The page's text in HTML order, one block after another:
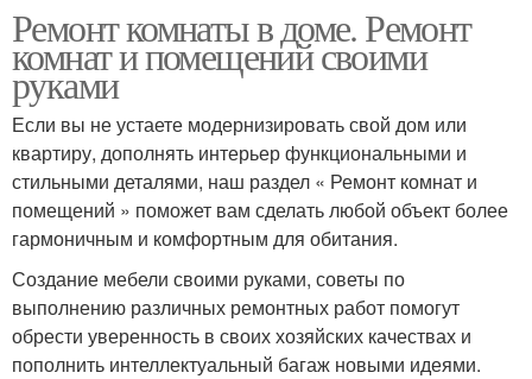
Ремонт комнаты в доме. Ремонт
комнат и помещений своими
руками
Если вы не устаете модернизировать свой дом или
квартиру, дополнять интерьер функциональными и
стильными деталями, наш раздел « Ремонт комнат и
помещений » поможет вам сделать любой объект более
гармоничным и комфортным для обитания.
Создание мебели своими руками, советы по
выполнению различных ремонтных работ помогут
обрести уверенность в своих хозяйских качествах и
пополнить интеллектуальный багаж новыми идеями.